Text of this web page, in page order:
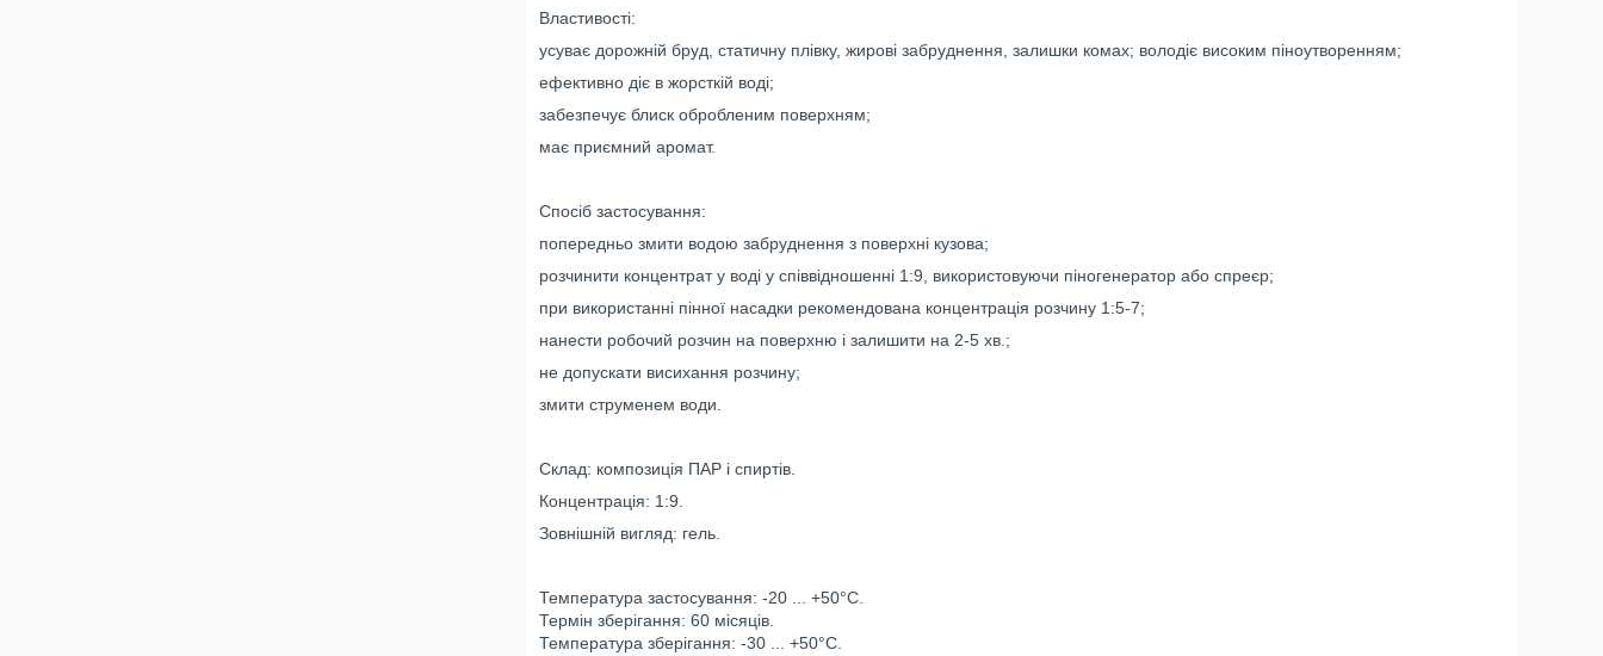
Властивості:
усуває дорожній бруд, статичну плівку, жирові забруднення, залишки комах; володіє високим піноутворенням;
ефективно діє в жорсткій воді;
забезпечує блиск обробленим поверхням;
має приємний аромат.
Спосіб застосування:
попередньо змити водою забруднення з поверхні кузова;
розчинити концентрат у воді у співвідношенні 1:9, використовуючи піногенератор або спреєр;
при використанні пінної насадки рекомендована концентрація розчину 1:5-7;
нанести робочий розчин на поверхню і залишити на 2-5 хв.;
не допускати висихання розчину;
змити струменем води.
Склад: композиція ПАР і спиртів.
Концентрація: 1:9.
Зовнішній вигляд: гель.
Температура застосування: -20 ... +50°С.
Термін зберігання: 60 місяців.
Температура зберігання: -30 ... +50°С.